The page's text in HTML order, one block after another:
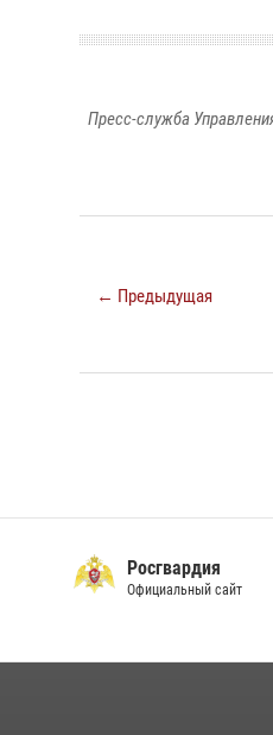
Пресс-служба
← Предыдущая
Росгвардия
Официальный сайт